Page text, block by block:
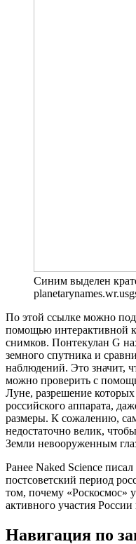
Синим выделен
По этой ссылке можно
помощью интерактивной
снимков. Понтекулан G
земного спутника и
наблюдений. Это значит,
можно проверить с
Луне, разрешение
российского аппарата,
размеры. К сожалению,
недостаточно велик,
Земли невооруженным
Ранее Naked Science
постсоветский период
том, почему «Роскосмос»
активного участия
Навигация по